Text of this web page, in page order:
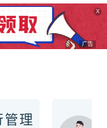
X
广告
管理